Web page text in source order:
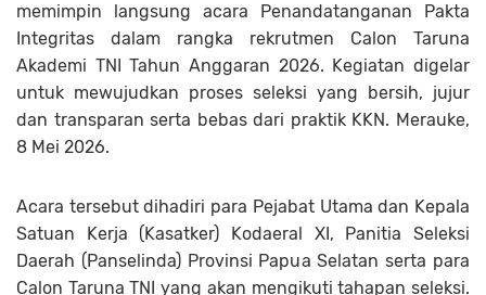
memimpin langsung acara Penandatanganan Pakta
Integritas dalam rangka rekrutmen Calon Taruna
Akademi TNI Tahun Anggaran 2026. Kegiatan digelar
untuk mewujudkan proses seleksi yang bersih, jujur
dan transparan serta bebas dari praktik KKN. Merauke,
8 Mei 2026.
Acara tersebut dihadiri para Pejabat Utama dan Kepala
Satuan Kerja (Kasatker) Kodaeral XI, Panitia Seleksi
Daerah (Panselinda) Provinsi Papua Selatan serta para
Calon Taruna TNI yang akan mengikuti tahapan seleksi.